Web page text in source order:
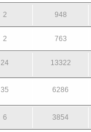
2 948
2 763
24 13322
35 6286
6 3854